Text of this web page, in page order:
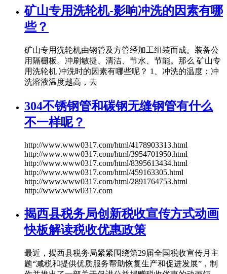
矿山专用洗轮机-影响冲洗的因素有哪
些？
矿山专用洗轮机由钢管及方管经加工组装而成。装备公
用隔栅板。冲刷敏捷、清洁、节水、节能。那么 矿山专
用洗轮机 冲洗时的因素有哪些呢？ 1、冲洗的温度：冲
洗溶液温度越高，去
304不锈钢管和碳钢无缝钢管有什么
不一样呢？
http://www.www0317.com/html/4178903313.html
http://www.www0317.com/html/3954701950.html
http://www.www0317.com/html/8395613434.html
http://www.www0317.com/html/459163305.html
http://www.www0317.com/html/2891764753.html
http://www.www0317.com
揭西县税务局创新税收宣传方式动画
快板解读税收优惠政策
最近，揭西县税务局紧紧围绕第29届全国税收宣传月主
题“减税和提供优质服务帮助恢复生产和促进发展”，制